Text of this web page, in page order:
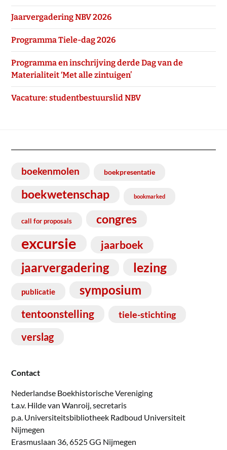
Jaarvergadering NBV 2026
Programma Tiele-dag 2026
Programma en inschrijving derde Dag van de
Materialiteit ‘Met alle zintuigen’
Vacature: studentbestuurslid NBV
boekenmolen boekpresentatie
boekwetenschap bookmarked
call for proposals congres
excursie jaarboek
jaarvergadering lezing
publicatie symposium
tentoonstelling tiele-stichting
verslag
Contact
Nederlandse Boekhistorische Vereniging
t.a.v. Hilde van Wanroij, secretaris
p.a. Universiteitsbibliotheek Radboud Universiteit
Nijmegen
Erasmuslaan 36, 6525 GG Nijmegen